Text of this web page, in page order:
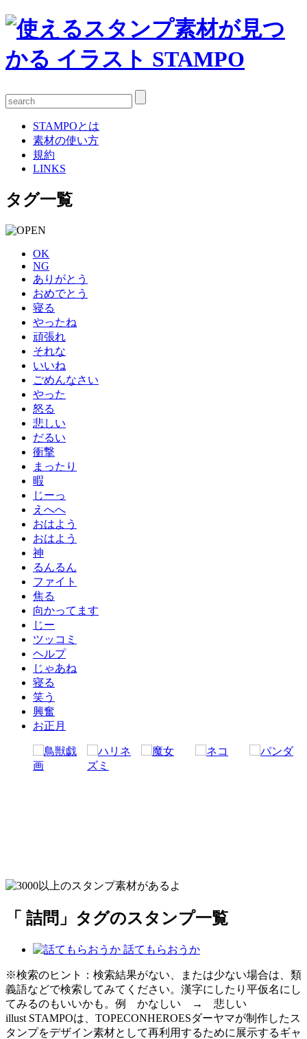
STAMPOとは
素材の使い方
規約
LINKS
タグ一覧
OK
NG
ありがとう
おめでとう
寝る
やったね
頑張れ
それな
いいね
ごめんなさい
やった
怒る
悲しい
だるい
衝撃
まったり
暇
じーっ
えへへ
おはよう
おはよう
神
るんるん
ファイト
焦る
向かってます
じー
ツッコミ
ヘルプ
じゃあね
寝る
笑う
興奮
お正月
「 詰問」タグのスタンプ一覧
話てもらおうか
※検索のヒント：検索結果がない、または少ない場合は、類
義語などで検索してみてください。漢字にしたり平仮名にし
てみるのもいいかも。例 かなしい → 悲しい
illust STAMPOは、TOPECONHEROESダーヤマが制作したス
タンプをデザイン素材として再利用するために展示するギャ